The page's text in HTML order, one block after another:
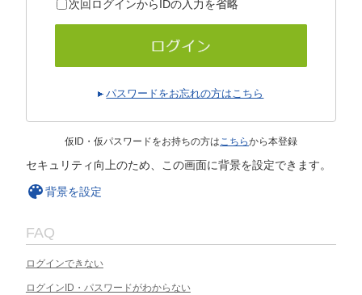
次回ログインからIDの入力を省略
パスワードをお忘れの方はこちら
仮ID・仮パスワードをお持ちの方はこちらから本登録
セキュリティ向上のため、この画面に背景を設定できます。
背景を設定
FAQ
ログインできない
ログインID・パスワードがわからない